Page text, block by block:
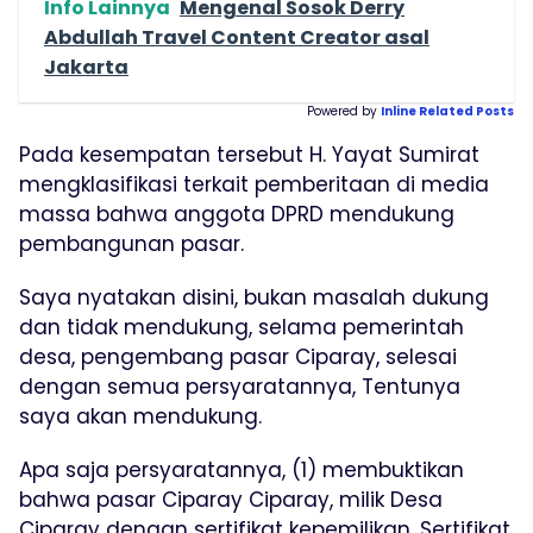
Info Lainnya Mengenal Sosok Derry
Abdullah Travel Content Creator asal
Jakarta
Powered by Inline Related Posts
Pada kesempatan tersebut H. Yayat Sumirat
mengklasifikasi terkait pemberitaan di media
massa bahwa anggota DPRD mendukung
pembangunan pasar.
Saya nyatakan disini, bukan masalah dukung
dan tidak mendukung, selama pemerintah
desa, pengembang pasar Ciparay, selesai
dengan semua persyaratannya, Tentunya
saya akan mendukung.
Apa saja persyaratannya, (1) membuktikan
bahwa pasar Ciparay Ciparay, milik Desa